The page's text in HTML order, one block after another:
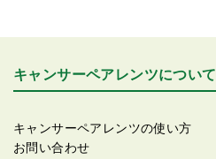
キャンサーペアレンツについて
キャンサーペアレンツの使い方
お問い合わせ